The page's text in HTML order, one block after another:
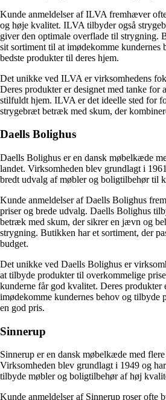
Kunde anmeldelser af ILVA fremhæver
og høje kvalitet. ILVA tilbyder også
giver den optimale overflade til strygning.
sit sortiment til at imødekomme kundernes
bedste produkter til deres hjem.
Det unikke ved ILVA er virksomhedens
Deres produkter er designet med tanke for
stilfuldt hjem. ILVA er det ideelle sted for
strygebræt betræk med skum, der
Daells Bolighus
Daells Bolighus er en dansk møbelkæde
landet. Virksomheden blev grundlagt i
bredt udvalg af møbler og boligtilbehør til
Kunde anmeldelser af Daells Bolighus
priser og brede udvalg. Daells Bolighus
betræk med skum, der sikrer en jævn og
strygning. Butikken har et sortiment, der
budget.
Det unikke ved Daells Bolighus er
at tilbyde produkter til overkommelige
kunderne får god kvalitet. Deres produkter
imødekomme kundernes behov og tilbyde
en god pris.
Sinnerup
Sinnerup er en dansk møbelkæde med
Virksomheden blev grundlagt i 1949 og
tilbyde møbler og boligtilbehør af høj
Kunde anmeldelser af Sinnerup roser ofte